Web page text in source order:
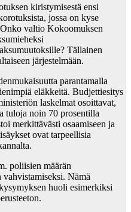
kiristymisestä ensi
jossa on kyse
valtio Kokoomuksen
Tällainen
järjestelmään.
parantamalla
eläkkeitä. Budjettiesitys
laskelmat osoittavat,
tuloja noin 70 prosentilla
merkittävästi osaamiseen ja
ovat tarpeellisia
poliisien määrän
vahvistamiseksi. Nämä
huoli esimerkiksi